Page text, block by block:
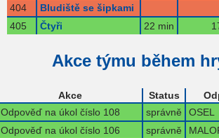
404
Bludiště se šipkami
405
Čtyři 22 min
Akce týmu během
Akce Status
Odpověď na úkol číslo 108 správně OSEL
Odpověď na úkol číslo 106 správně